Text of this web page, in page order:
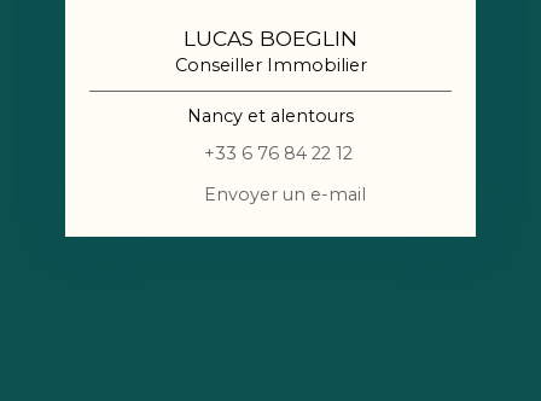
LUCAS BOEGLIN
Conseiller Immobilier
Nancy et alentours
+33 6 76 84 22 12
Envoyer un e-mail